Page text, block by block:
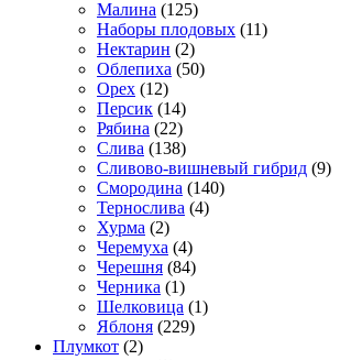
Малина (125)
Наборы плодовых (11)
Нектарин (2)
Облепиха (50)
Орех (12)
Персик (14)
Рябина (22)
Слива (138)
Сливово-вишневый гибрид (9)
Смородина (140)
Тернослива (4)
Хурма (2)
Черемуха (4)
Черешня (84)
Черника (1)
Шелковица (1)
Яблоня (229)
Плумкот (2)